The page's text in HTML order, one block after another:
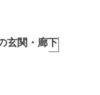
玄関・廊下